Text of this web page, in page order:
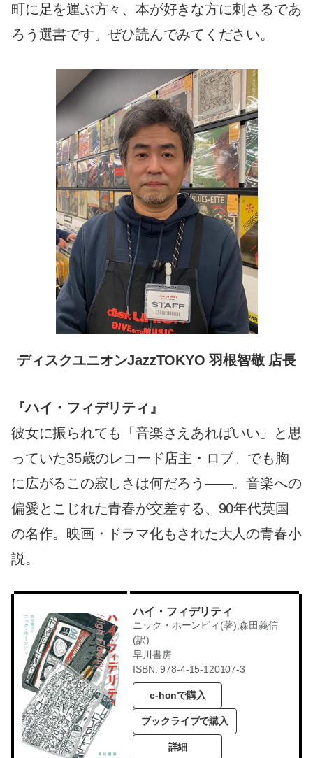
町に足を運ぶ方々、本が好きな方に刺さるであ
ろう選書です。ぜひ読んでみてください。
ディスクユニオンJazzTOKYO 羽根智敬 店長
『ハイ・フィデリティ』
彼女に振られても「音楽さえあればいい」と思
っていた35歳のレコード店主・ロブ。でも胸
に広がるこの寂しさは何だろう——。音楽への
偏愛とこじれた青春が交差する、90年代英国
の名作。映画・ドラマ化もされた大人の青春小
説。
ハイ・フィデリティ
ニック・ホーンビィ(著),森田義信
(訳)
早川書房
ISBN: 978-4-15-120107-3
e-honで購入
ブックライブで購入
詳細